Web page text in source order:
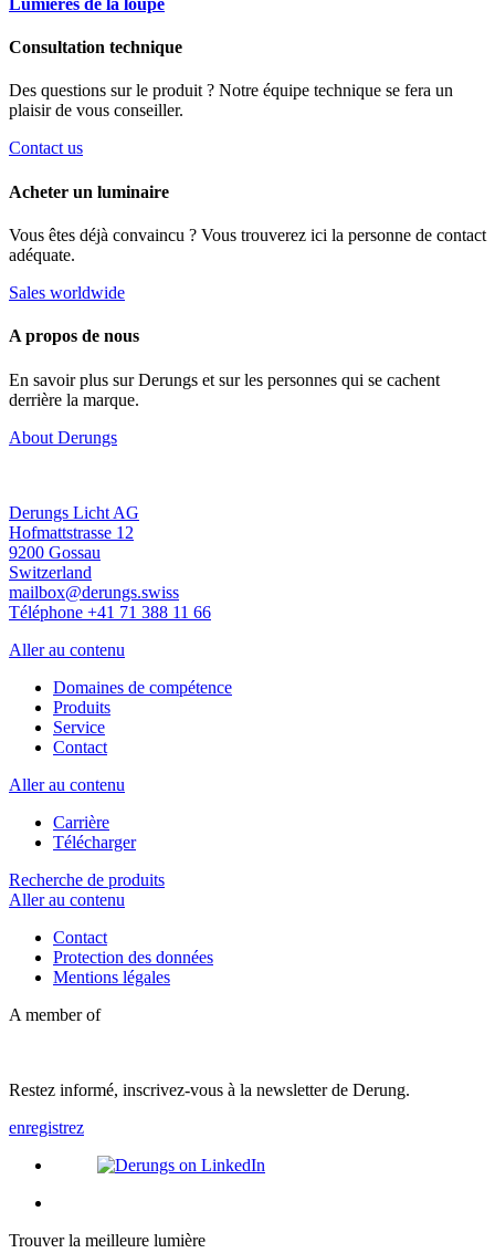
Lumières de la loupe
Consultation technique
Des questions sur le produit ? Notre équipe technique se fera un
plaisir de vous conseiller.
Contact us
Acheter un luminaire
Vous êtes déjà convaincu ? Vous trouverez ici la personne de contact
adéquate.
Sales worldwide
A propos de nous
En savoir plus sur Derungs et sur les personnes qui se cachent
derrière la marque.
About Derungs
Derungs Licht AG
Hofmattstrasse 12
9200 Gossau
Switzerland
mailbox@derungs.swiss
Téléphone +41 71 388 11 66
Aller au contenu
Domaines de compétence
Produits
Service
Contact
Aller au contenu
Carrière
Télécharger
Recherche de produits
Aller au contenu
Contact
Protection des données
Mentions légales
A member of
Restez informé, inscrivez-vous à la newsletter de Derung.
enregistrez
Trouver la meilleure lumière